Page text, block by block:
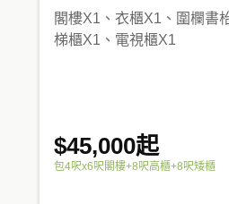
閣樓X1、衣櫃X1、圍欄書
梯櫃X1、電視櫃X1
$45,000起
包4呎x6呎閣樓+8呎高櫃+8呎矮櫃